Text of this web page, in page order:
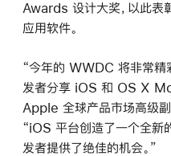
Awards 设计大奖，以此表
应用软件。
“今年的 WWDC 将非常精
发者分享 iOS 和 OS X
Apple 全球产品市场高级
“iOS 平台创造了一个全新
发者提供了绝佳的机会。”